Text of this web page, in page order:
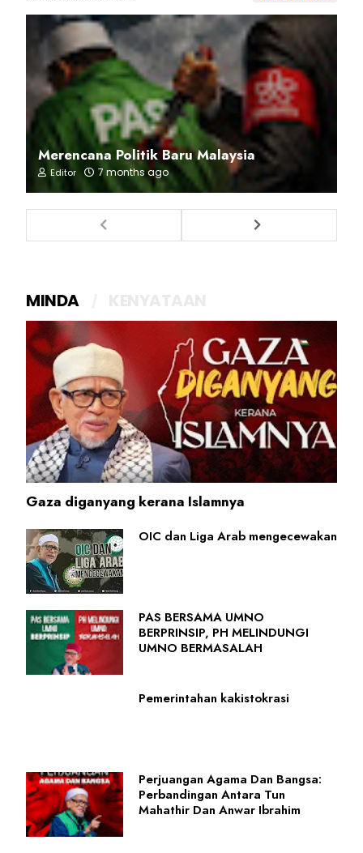
Merencana Politik Baru Malaysia
Editor 7 months ago
MINDA
Gaza diganyang kerana Islamnya
OIC dan Liga Arab mengecewakan
PAS BERSAMA UMNO
BERPRINSIP, PH MELINDUNGI
UMNO BERMASALAH
Pemerintahan kakistokrasi
Perjuangan Agama Dan Bangsa:
Perbandingan Antara Tun
Mahathir Dan Anwar Ibrahim